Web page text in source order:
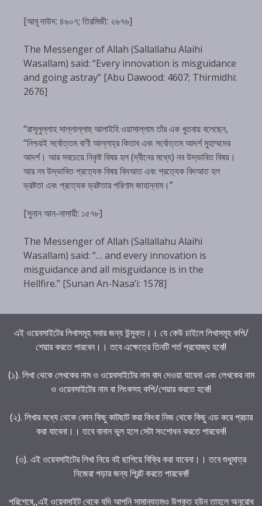
[আবূ দাউদ: ৪৬০৭; তিরমিজী: ২৬৭৬]
The Messenger of Allah (Sallallahu Alaihi
Wasallam) said: “Every innovation is misguidance
and going astray” [Abu Dawood: 4607; Thirmidhi:
2676]
“রাসূলুল্লাহ সাল্লাল্লাহু আলাইহি ওয়াসাল্লাম তাঁর এক খুতবায় বলেছেন,
“নিশ্চয়ই সর্বোত্তম বাণী আল্লাহ্‌র কিতাব এবং সর্বোত্তম আদর্শ মুহাম্মদের
আদর্শ। আর সবচেয়ে নিকৃষ্ট বিষয় হল (দ্বীনের মধ্যে) নব উদ্ভাবিত বিষয়।
আর নব উদ্ভাবিত প্রত্যেক বিষয় বিদআত এবং প্রত্যেক বিদআত হল
ভ্রষ্টতা এবং প্রত্যেক ভ্রষ্টতার পরিণাম জাহান্নাম।”
[সুনান আন-নাসায়ী: ১৫৭৮]
The Messenger of Allah (Sallallahu Alaihi
Wasallam) said: “… and every innovation is
misguidance and all misguidance is in the
Hellfire.” [Sunan An-Nasa’i: 1578]
এই ওয়েবসাইটের লিখাসমূহ সবার জন্য উন্মুক্ত।। যে কেউ চাইলে লিখাসমূহ কপি/
শেয়ার করতে পারবেন।। তবে এক্ষেত্রে তিনটি শর্ত প্রযোজ্য হবে!!
(১). লিখা থেকে লেখকের নাম ও ওয়েবসাইটের নাম বাদ দেওয়া যাবেনা এবং লেখকের নাম
ও ওয়েবসাইটের নাম বা লিংকসহ কপি/শেয়ার করতে হবে!!
(২). লিখার মধ্যে থেকে কোন কিছু কাটছাট করা কিংবা নিজ থেকে কিছু এড করে প্রচার
করা যাবেনা।। তবে বানান ভুল হলে সেটা সংশোধন করতে পারবেন!!
(৩). এই ওয়েবসাইটের লিখা নিয়ে বই ছাপিয়ে বিক্রি করা যাবেনা।। তবে শুধুমাত্র
নিজেরা পড়ার জন্য প্রিন্ট করতে পারবেন!!
পরিশেষে,,এই ওয়েবসাইট থেকে যদি আপনি সামান্যতমও উপকৃত হউন তাহলে অনুরোধ